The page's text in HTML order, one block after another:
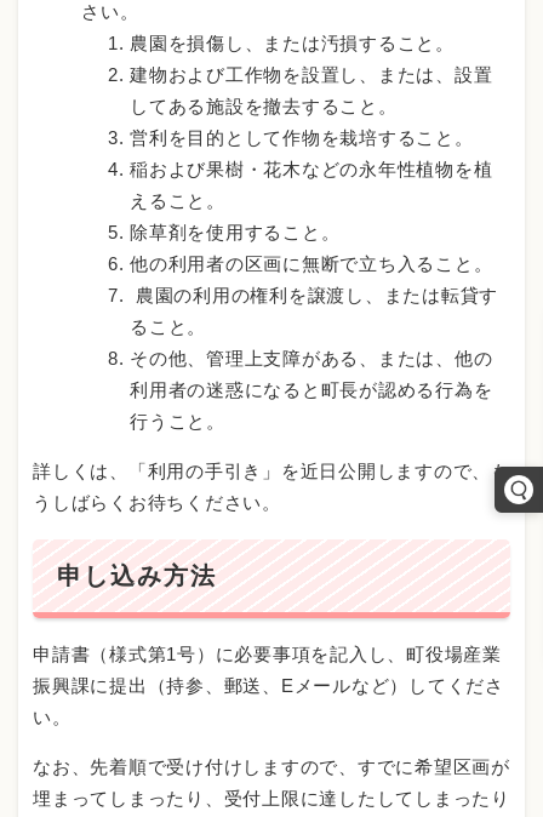
さい。
農園を損傷し、または汚損すること。
建物および工作物を設置し、または、設置
してある施設を撤去すること。
営利を目的として作物を栽培すること。
稲および果樹・花木などの永年性植物を植
えること。
除草剤を使用すること。
他の利用者の区画に無断で立ち入ること。
農園の利用の権利を譲渡し、または転貸す
ること。
その他、管理上支障がある、または、他の
利用者の迷惑になると町長が認める行為を
行うこと。
詳しくは、「利用の手引き」を近日公開しますので、も
うしばらくお待ちください。
申し込み方法
申請書（様式第1号）に必要事項を記入し、町役場産業
振興課に提出（持参、郵送、Eメールなど）してくださ
い。
なお、先着順で受け付けしますので、すでに希望区画が
埋まってしまったり、受付上限に達したしてしまったり